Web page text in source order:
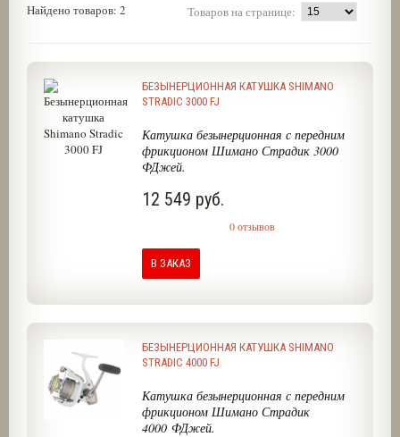
Найдено товаров: 2
Товаров на странице:
БЕЗЫНЕРЦИОННАЯ КАТУШКА SHIMANO
STRADIC 3000 FJ
Катушка безынерционная с передним
фрикционом Шимано Страдик 3000
ФДжей.
12 549 руб.
0 отзывов
В ЗАКАЗ
БЕЗЫНЕРЦИОННАЯ КАТУШКА SHIMANO
STRADIC 4000 FJ
Катушка безынерционная с передним
фрикционом Шимано Страдик
4000 ФДжей.